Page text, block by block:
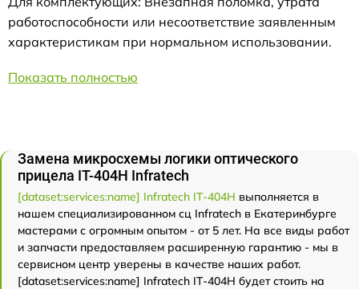
работоспособности или несоответствие заявленным
характеристикам при нормальном использовании.
Показать полностью
Замена микросхемы логики оптического
прицела IT-404H Infratech
[dataset:services:name] Infratech IT-404H выполняется в
нашем специализированном сц Infratech в Екатеринбурге
мастерами с огромным опытом - от 5 лет. На все виды работ
и запчасти предоставляем расширенную гарантию - мы в
сервисном центр уверены в качестве наших работ.
[dataset:services:name] Infratech IT-404H будет стоить на